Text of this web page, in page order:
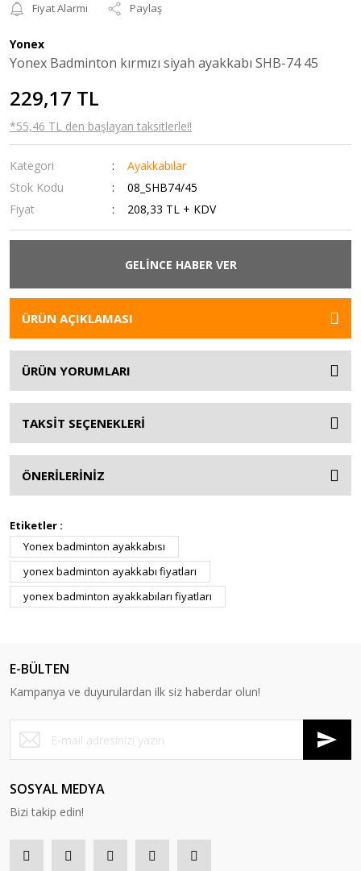
Fiyat Alarmı
Paylaş
Yonex
Yonex Badminton kırmızı siyah ayakkabı SHB-74 45
229,17 TL
*55,46 TL den başlayan taksitlerle!!
Kategori
Ayakkabılar
Stok Kodu
08_SHB74/45
Fiyat
208,33 TL + KDV
GELİNCE HABER VER
ÜRÜN AÇIKLAMASI
ÜRÜN YORUMLARI
TAKSİT SEÇENEKLERİ
ÖNERİLERİNİZ
Etiketler :
Yonex badminton ayakkabısı
yonex badminton ayakkabı fiyatları
yonex badminton ayakkabıları fiyatları
E-BÜLTEN
Kampanya ve duyurulardan ilk siz haberdar olun!
SOSYAL MEDYA
Bizi takip edin!